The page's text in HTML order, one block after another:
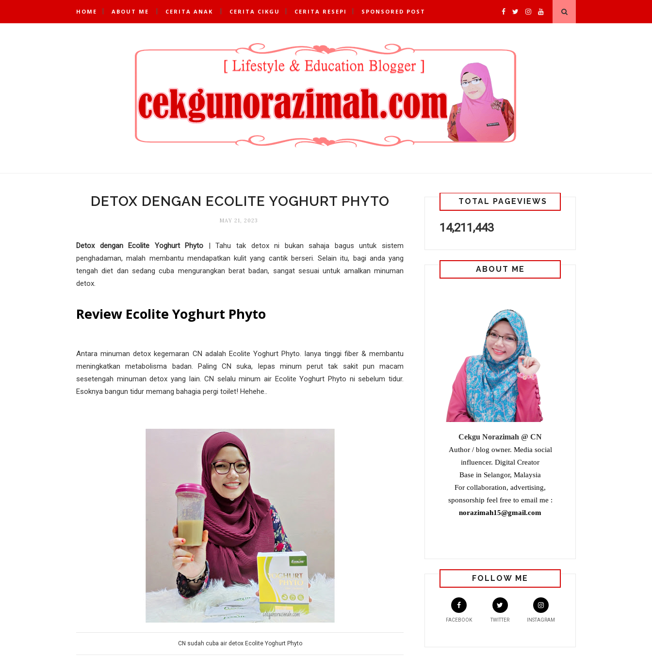
HOME ABOUT ME CERITA ANAK CERITA CIKGU CERITA RESEPI SPONSORED POST
DETOX DENGAN ECOLITE YOGHURT PHYTO
MAY 21, 2023
Detox dengan Ecolite Yoghurt Phyto | Tahu tak detox ni bukan sahaja bagus untuk sistem
penghadaman, malah membantu mendapatkan kulit yang cantik berseri. Selain itu, bagi anda yang
tengah diet dan sedang cuba mengurangkan berat badan, sangat sesuai untuk amalkan minuman
detox.
Review Ecolite Yoghurt Phyto
Antara minuman detox kegemaran CN adalah Ecolite Yoghurt Phyto. Ianya tinggi fiber & membantu
meningkatkan metabolisma badan. Paling CN suka, lepas minum perut tak sakit pun macam
sesetengah minuman detox yang lain. CN selalu minum air Ecolite Yoghurt Phyto ni sebelum tidur.
Esoknya bangun tidur memang bahagia pergi toilet! Hehehe..
CN sudah cuba air detox Ecolite Yoghurt Phyto
TOTAL PAGEVIEWS
14,211,443
ABOUT ME
Cekgu Norazimah @ CN
Author / blog owner. Media social
influencer. Digital Creator
Base in Selangor, Malaysia
For collaboration, advertising,
sponsorship feel free to email me :
norazimah15@gmail.com
FOLLOW ME
FACEBOOK TWITTER INSTAGRAM